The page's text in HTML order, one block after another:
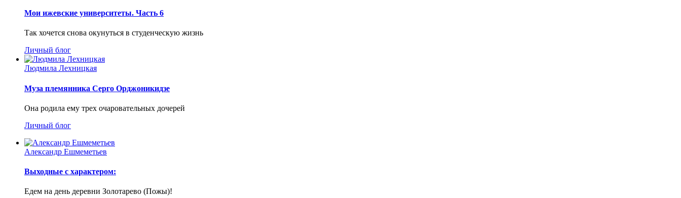
Мои ижевские университеты. Часть 6
Так хочется снова окунуться в студенческую жизнь
Личный блог
Людмила Лехницкая
Муза племянника Серго Орджоникидзе
Она родила ему трех очаровательных дочерей
Личный блог
Александр Ешмеметьев
Выходные с характером:
Едем на день деревни Золотарево (Пожы)!